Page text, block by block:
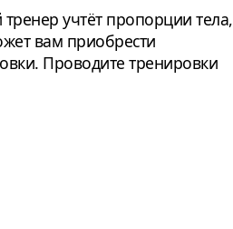
учтёт пропорции тела,
вам приобрести
Проводите тренировки